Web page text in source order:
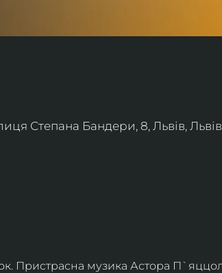
Степана Бандери, 8, Львів,
Пристрасна музика Астора